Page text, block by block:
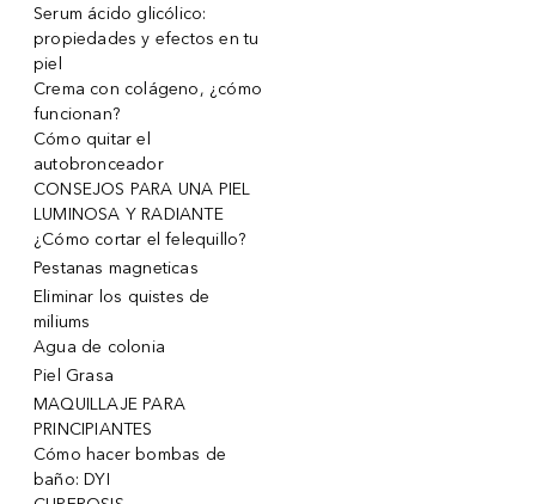
Serum ácido glicólico:
propiedades y efectos en tu
piel
Crema con colágeno, ¿cómo
funcionan?
Cómo quitar el
autobronceador
CONSEJOS PARA UNA PIEL
LUMINOSA Y RADIANTE
¿Cómo cortar el felequillo?
Pestanas magneticas
Eliminar los quistes de
miliums
Agua de colonia
Piel Grasa
MAQUILLAJE PARA
PRINCIPIANTES
Cómo hacer bombas de
baño: DYI